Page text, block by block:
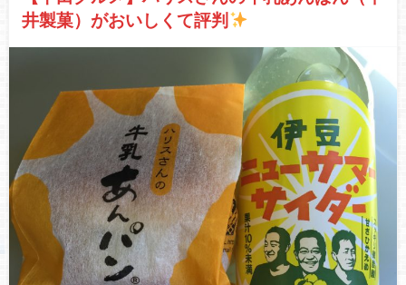
井製菓）がおいしくて評判